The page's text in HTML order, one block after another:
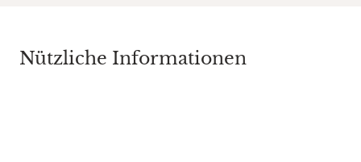
Nützliche Informationen